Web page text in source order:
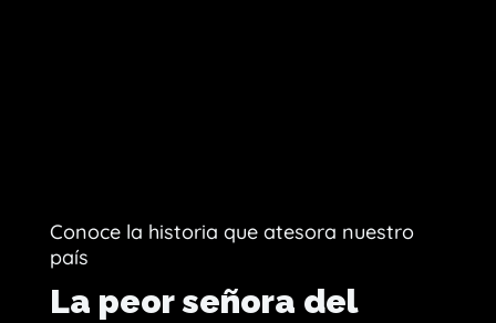
Conoce la historia que atesora nuestro
país
La peor señora del